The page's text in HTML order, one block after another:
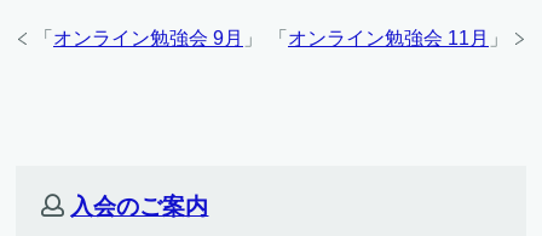
「 オンライン勉強会 11月 」
「 オンライン勉強会 9月 」
入会のご案内